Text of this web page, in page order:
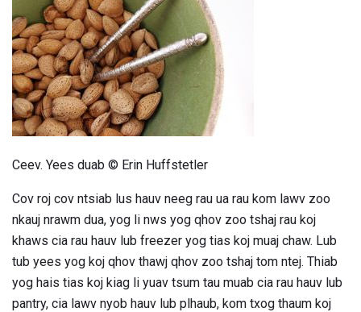
Ceev. Yees duab © Erin Huffstetler
Cov roj cov ntsiab lus hauv neeg rau ua rau kom lawv zoo
nkauj nrawm dua, yog li nws yog qhov zoo tshaj rau koj
khaws cia rau hauv lub freezer yog tias koj muaj chaw. Lub
tub yees yog koj qhov thawj qhov zoo tshaj tom ntej. Thiab
yog hais tias koj kiag li yuav tsum tau muab cia rau hauv lub
pantry, cia lawv nyob hauv lub plhaub, kom txog thaum koj